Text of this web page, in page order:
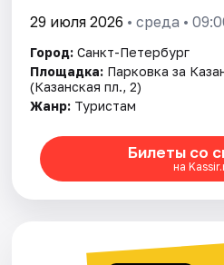
29 июля 2026 • среда •
Город: Санкт-Петербург
Площадка: Парковка за
(Казанская пл., 2)
Жанр: Туристам
Билеты со
на